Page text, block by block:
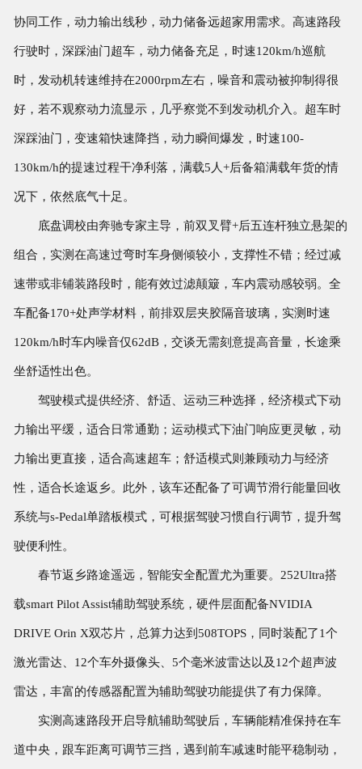
协同工作，动力输出线秒，动力储备远超家用需求。高速路段
行驶时，深踩油门超车，动力储备充足，时速120km/h巡航
时，发动机转速维持在2000rpm左右，噪音和震动被抑制得很
好，若不观察动力流显示，几乎察觉不到发动机介入。超车时
深踩油门，变速箱快速降挡，动力瞬间爆发，时速100-
130km/h的提速过程干净利落，满载5人+后备箱满载年货的情
况下，依然底气十足。
底盘调校由奔驰专家主导，前双叉臂+后五连杆独立悬架的
组合，实测在高速过弯时车身侧倾较小，支撑性不错；经过减
速带或非铺装路段时，能有效过滤颠簸，车内震动感较弱。全
车配备170+处声学材料，前排双层夹胶隔音玻璃，实测时速
120km/h时车内噪音仅62dB，交谈无需刻意提高音量，长途乘
坐舒适性出色。
驾驶模式提供经济、舒适、运动三种选择，经济模式下动
力输出平缓，适合日常通勤；运动模式下油门响应更灵敏，动
力输出更直接，适合高速超车；舒适模式则兼顾动力与经济
性，适合长途返乡。此外，该车还配备了可调节滑行能量回收
系统与s-Pedal单踏板模式，可根据驾驶习惯自行调节，提升驾
驶便利性。
春节返乡路途遥远，智能安全配置尤为重要。252Ultra搭
载smart Pilot Assist辅助驾驶系统，硬件层面配备NVIDIA
DRIVE Orin X双芯片，总算力达到508TOPS，同时装配了1个
激光雷达、12个车外摄像头、5个毫米波雷达以及12个超声波
雷达，丰富的传感器配置为辅助驾驶功能提供了有力保障。
实测高速路段开启导航辅助驾驶后，车辆能精准保持在车
道中央，跟车距离可调节三挡，遇到前车减速时能平稳制动，